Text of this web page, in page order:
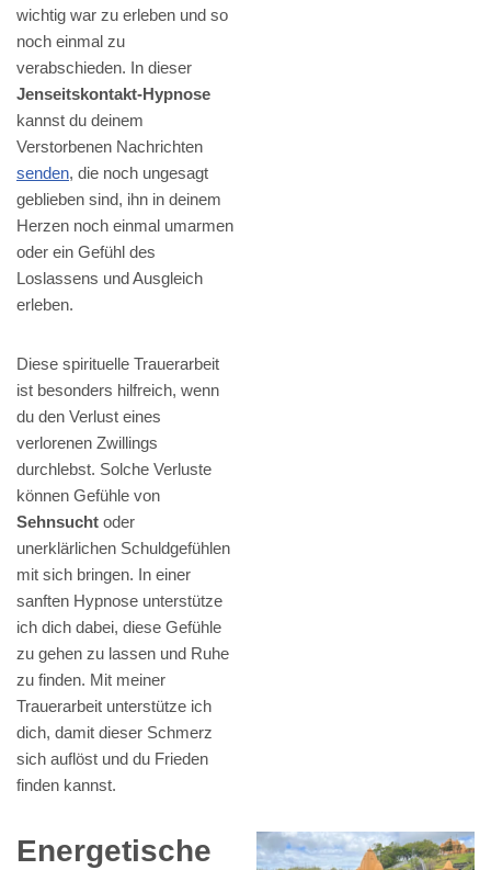
wichtig war zu erleben und so
noch einmal zu
verabschieden. In dieser
Jenseitskontakt-Hypnose
kannst du deinem
Verstorbenen Nachrichten
senden, die noch ungesagt
geblieben sind, ihn in deinem
Herzen noch einmal umarmen
oder ein Gefühl des
Loslassens und Ausgleich
erleben.
Diese spirituelle Trauerarbeit
ist besonders hilfreich, wenn
du den Verlust eines
verlorenen Zwillings
durchlebst. Solche Verluste
können Gefühle von
Sehnsucht oder
unerklärlichen Schuldgefühlen
mit sich bringen. In einer
sanften Hypnose unterstütze
ich dich dabei, diese Gefühle
zu gehen zu lassen und Ruhe
zu finden. Mit meiner
Trauerarbeit unterstütze ich
dich, damit dieser Schmerz
sich auflöst und du Frieden
finden kannst.
Energetische